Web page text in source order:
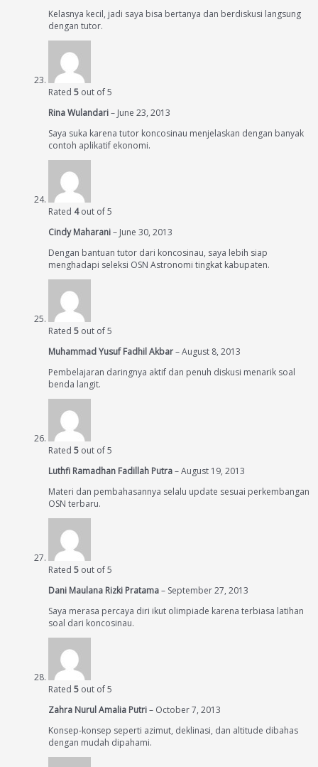
Kelasnya kecil, jadi saya bisa bertanya dan berdiskusi langsung
dengan tutor.
Rated 5 out of 5
Rina Wulandari– June 23, 2013
Saya suka karena tutor koncosinau menjelaskan dengan banyak
contoh aplikatif ekonomi.
Rated 4out of 5
Cindy Maharani– June 30, 2013
Dengan bantuan tutor dari koncosinau, saya lebih siap
menghadapi seleksi OSN Astronomi tingkat kabupaten.
Rated 5 out of 5
Muhammad Yusuf Fadhil Akbar–August 8, 2013
Pembelajaran daringnya aktif dan penuh diskusi menarik soal
benda langit.
Rated 5 out of 5
Luthfi Ramadhan Fadillah Putra–August 19, 2013
Materi dan pembahasannya selalu update sesuai perkembangan
OSN terbaru.
Rated 5 out of 5
Dani Maulana Rizki Pratama– September 27, 2013
Saya merasa percaya diri ikut olimpiade karena terbiasa latihan
soal dari koncosinau.
Rated 5 out of 5
Zahra Nurul Amalia Putri– October 7, 2013
Konsep-konsep seperti azimut, deklinasi, dan altitude dibahas
dengan mudah dipahami.